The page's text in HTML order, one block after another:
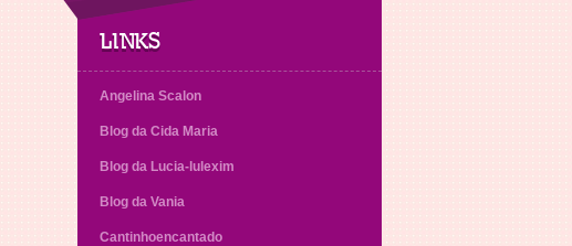
LINKS
Angelina Scalon
Blog da Cida Maria
Blog da Lucia-lulexim
Blog da Vania
Cantinhoencantado